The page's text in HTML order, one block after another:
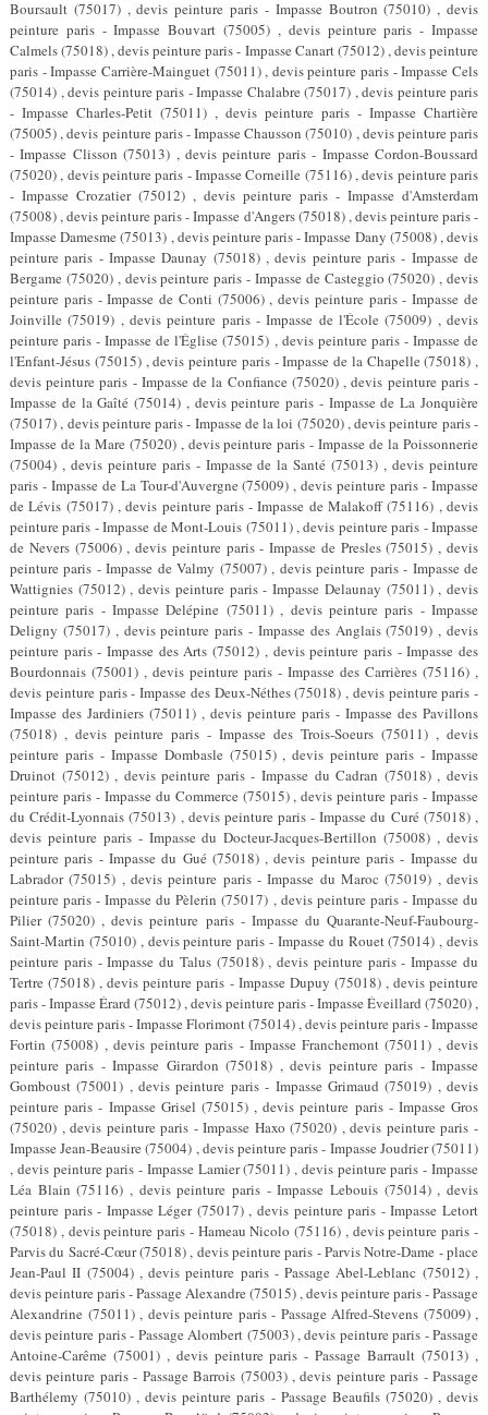
Boursault (75017) , devis peinture paris - Impasse Boutron (75010) , devis
peinture paris - Impasse Bouvart (75005) , devis peinture paris - Impasse
Calmels (75018) , devis peinture paris - Impasse Canart (75012) , devis peinture
paris - Impasse Carrière-Mainguet (75011) , devis peinture paris - Impasse Cels
(75014) , devis peinture paris - Impasse Chalabre (75017) , devis peinture paris
- Impasse Charles-Petit (75011) , devis peinture paris - Impasse Chartière
(75005) , devis peinture paris - Impasse Chausson (75010) , devis peinture paris
- Impasse Clisson (75013) , devis peinture paris - Impasse Cordon-Boussard
(75020) , devis peinture paris - Impasse Corneille (75116) , devis peinture paris
- Impasse Crozatier (75012) , devis peinture paris - Impasse d'Amsterdam
(75008) , devis peinture paris - Impasse d'Angers (75018) , devis peinture paris -
Impasse Damesme (75013) , devis peinture paris - Impasse Dany (75008) , devis
peinture paris - Impasse Daunay (75018) , devis peinture paris - Impasse de
Bergame (75020) , devis peinture paris - Impasse de Casteggio (75020) , devis
peinture paris - Impasse de Conti (75006) , devis peinture paris - Impasse de
Joinville (75019) , devis peinture paris - Impasse de l'École (75009) , devis
peinture paris - Impasse de l'Église (75015) , devis peinture paris - Impasse de
l'Enfant-Jésus (75015) , devis peinture paris - Impasse de la Chapelle (75018) ,
devis peinture paris - Impasse de la Confiance (75020) , devis peinture paris -
Impasse de la Gaîté (75014) , devis peinture paris - Impasse de La Jonquière
(75017) , devis peinture paris - Impasse de la loi (75020) , devis peinture paris -
Impasse de la Mare (75020) , devis peinture paris - Impasse de la Poissonnerie
(75004) , devis peinture paris - Impasse de la Santé (75013) , devis peinture
paris - Impasse de La Tour-d'Auvergne (75009) , devis peinture paris - Impasse
de Lévis (75017) , devis peinture paris - Impasse de Malakoff (75116) , devis
peinture paris - Impasse de Mont-Louis (75011) , devis peinture paris - Impasse
de Nevers (75006) , devis peinture paris - Impasse de Presles (75015) , devis
peinture paris - Impasse de Valmy (75007) , devis peinture paris - Impasse de
Wattignies (75012) , devis peinture paris - Impasse Delaunay (75011) , devis
peinture paris - Impasse Delépine (75011) , devis peinture paris - Impasse
Deligny (75017) , devis peinture paris - Impasse des Anglais (75019) , devis
peinture paris - Impasse des Arts (75012) , devis peinture paris - Impasse des
Bourdonnais (75001) , devis peinture paris - Impasse des Carrières (75116) ,
devis peinture paris - Impasse des Deux-Néthes (75018) , devis peinture paris -
Impasse des Jardiniers (75011) , devis peinture paris - Impasse des Pavillons
(75018) , devis peinture paris - Impasse des Trois-Soeurs (75011) , devis
peinture paris - Impasse Dombasle (75015) , devis peinture paris - Impasse
Druinot (75012) , devis peinture paris - Impasse du Cadran (75018) , devis
peinture paris - Impasse du Commerce (75015) , devis peinture paris - Impasse
du Crédit-Lyonnais (75013) , devis peinture paris - Impasse du Curé (75018) ,
devis peinture paris - Impasse du Docteur-Jacques-Bertillon (75008) , devis
peinture paris - Impasse du Gué (75018) , devis peinture paris - Impasse du
Labrador (75015) , devis peinture paris - Impasse du Maroc (75019) , devis
peinture paris - Impasse du Pèlerin (75017) , devis peinture paris - Impasse du
Pilier (75020) , devis peinture paris - Impasse du Quarante-Neuf-Faubourg-
Saint-Martin (75010) , devis peinture paris - Impasse du Rouet (75014) , devis
peinture paris - Impasse du Talus (75018) , devis peinture paris - Impasse du
Tertre (75018) , devis peinture paris - Impasse Dupuy (75018) , devis peinture
paris - Impasse Érard (75012) , devis peinture paris - Impasse Éveillard (75020) ,
devis peinture paris - Impasse Florimont (75014) , devis peinture paris - Impasse
Fortin (75008) , devis peinture paris - Impasse Franchemont (75011) , devis
peinture paris - Impasse Girardon (75018) , devis peinture paris - Impasse
Gomboust (75001) , devis peinture paris - Impasse Grimaud (75019) , devis
peinture paris - Impasse Grisel (75015) , devis peinture paris - Impasse Gros
(75020) , devis peinture paris - Impasse Haxo (75020) , devis peinture paris -
Impasse Jean-Beausire (75004) , devis peinture paris - Impasse Joudrier (75011)
, devis peinture paris - Impasse Lamier (75011) , devis peinture paris - Impasse
Léa Blain (75116) , devis peinture paris - Impasse Lebouis (75014) , devis
peinture paris - Impasse Léger (75017) , devis peinture paris - Impasse Letort
(75018) , devis peinture paris - Hameau Nicolo (75116) , devis peinture paris -
Parvis du Sacré-Cœur (75018) , devis peinture paris - Parvis Notre-Dame - place
Jean-Paul II (75004) , devis peinture paris - Passage Abel-Leblanc (75012) ,
devis peinture paris - Passage Alexandre (75015) , devis peinture paris - Passage
Alexandrine (75011) , devis peinture paris - Passage Alfred-Stevens (75009) ,
devis peinture paris - Passage Alombert (75003) , devis peinture paris - Passage
Antoine-Carême (75001) , devis peinture paris - Passage Barrault (75013) ,
devis peinture paris - Passage Barrois (75003) , devis peinture paris - Passage
Barthélemy (75010) , devis peinture paris - Passage Beaufils (75020) , devis